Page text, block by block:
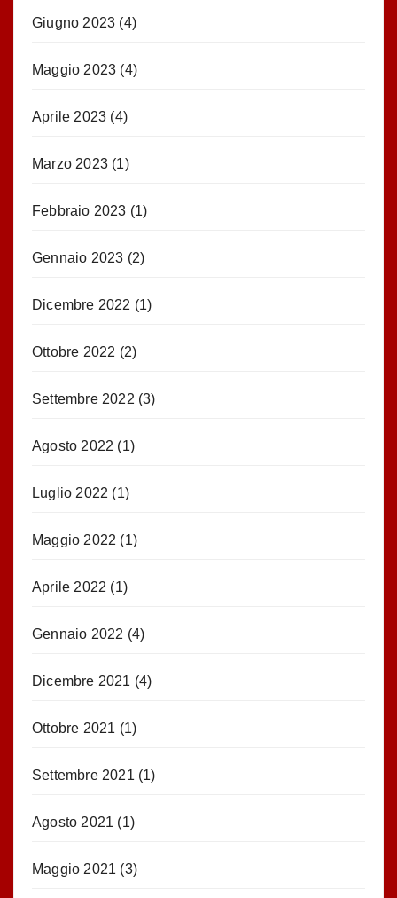
Giugno 2023 (4)
Maggio 2023 (4)
Aprile 2023 (4)
Marzo 2023 (1)
Febbraio 2023 (1)
Gennaio 2023 (2)
Dicembre 2022 (1)
Ottobre 2022 (2)
Settembre 2022 (3)
Agosto 2022 (1)
Luglio 2022 (1)
Maggio 2022 (1)
Aprile 2022 (1)
Gennaio 2022 (4)
Dicembre 2021 (4)
Ottobre 2021 (1)
Settembre 2021 (1)
Agosto 2021 (1)
Maggio 2021 (3)